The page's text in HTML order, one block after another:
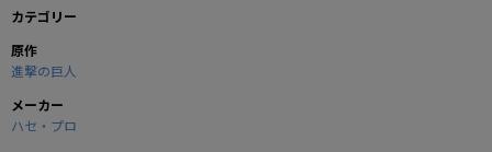
カテゴリー
原作
進撃の巨人
メーカー
ハセ・プロ